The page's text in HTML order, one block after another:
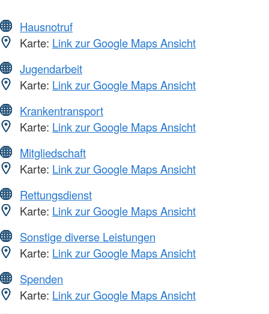
Hausnotruf
Karte: Link zur Google Maps Ansicht
Jugendarbeit
Karte: Link zur Google Maps Ansicht
Krankentransport
Karte: Link zur Google Maps Ansicht
Mitgliedschaft
Karte: Link zur Google Maps Ansicht
Rettungsdienst
Karte: Link zur Google Maps Ansicht
Sonstige diverse Leistungen
Karte: Link zur Google Maps Ansicht
Spenden
Karte: Link zur Google Maps Ansicht